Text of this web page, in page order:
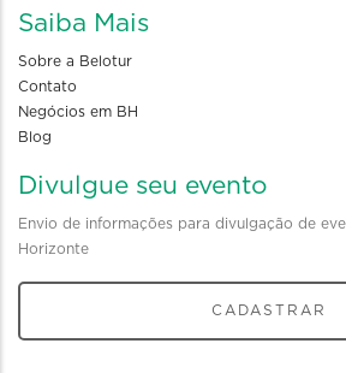
Saiba Mais
Sobre a Belotur
Contato
Negócios em BH
Blog
Divulgue seu evento
Envio de informações para divulgação de
Horizonte
CADASTRAR